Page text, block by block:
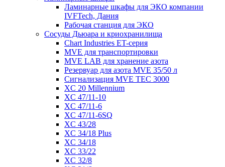
Ламинарные шкафы для ЭКО компании
IVFTech, Дания
Рабочая станция для ЭКО
Сосуды Дьюара и криохранилища
Chart Industries ET-серия
MVE для транспортировки
MVE LAB для хранение азота
Резервуар для азота MVE 35/50 л
Сигнализация MVE TEC 3000
XC 20 Millennium
XC 47/11-10
XC 47/11-6
XC 47/11-6SQ
XC 43/28
XC 34/18 Plus
XC 34/18
XC 33/22
XC 32/8